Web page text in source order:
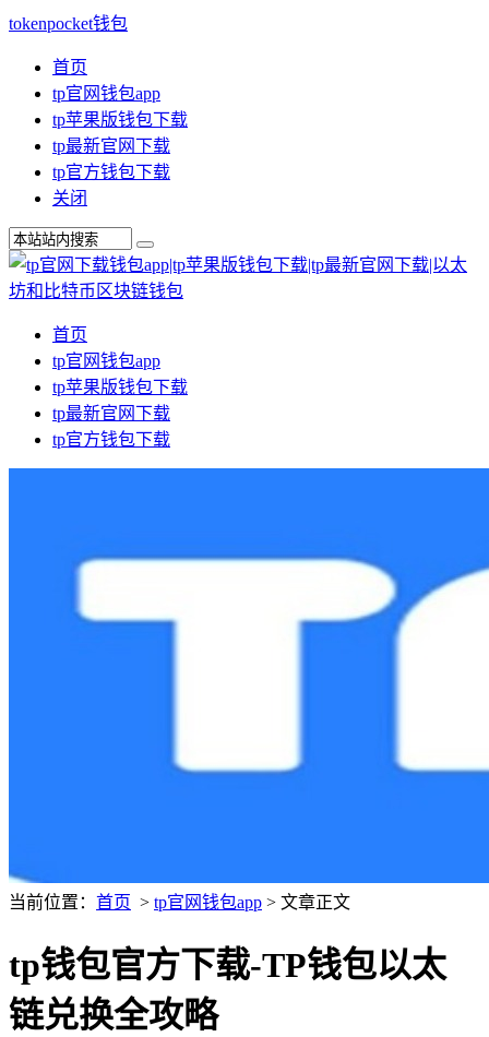
tokenpocket钱包
首页
tp官网钱包app
tp苹果版钱包下载
tp最新官网下载
tp官方钱包下载
关闭
首页
tp官网钱包app
tp苹果版钱包下载
tp最新官网下载
tp官方钱包下载
当前位置： 首页 > tp官网钱包app > 文章正文
tp钱包官方下载-TP钱包以太
链兑换全攻略